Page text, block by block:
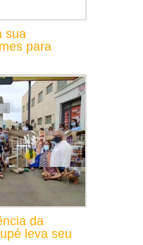
sua
para
da
leva seu